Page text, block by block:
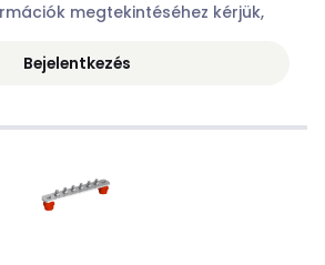
megtekintéséhez kérjük,
Bejelentkezés